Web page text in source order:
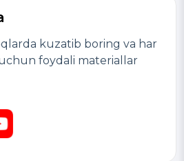
kuzatib boring va har
foydali materiallar